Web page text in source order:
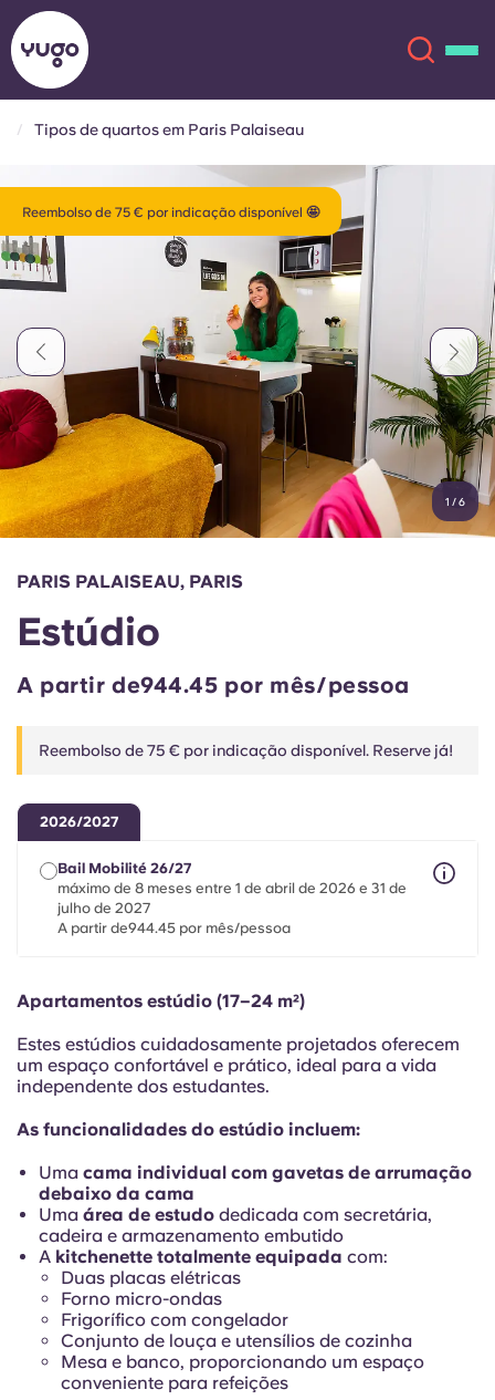
Localizações
Conta Língua
English (GB)
Español
Català
Italian
French
Portuguese
Selecione um país
Reservar agora
English (US)
Chinese Español
Català Deutsch
Italian French
Portuguese
Tipos de quartos em Paris Palaiseau
Reembolso de 75 € por indicação disponível 🤩
1 /6
PARIS PALAISEAU, PARIS
Estúdio
A partir de944.45 por mês/pessoa
Reembolso de 75 € por indicação disponível. Reserve já!
2026/2027
Bail Mobilité 26/27
máximo de 8 meses entre 1 de abril de 2026 e 31 de
julho de 2027
A partir de944.45 por mês/pessoa
Apartamentos estúdio (17–24 m²)
Estes estúdios cuidadosamente projetados oferecem
um espaço confortável e prático, ideal para a vida
independente dos estudantes.
As funcionalidades do estúdio incluem:
Uma cama individual com gavetas de arrumação
debaixo da cama
Uma área de estudo dedicada com secretária,
cadeira e armazenamento embutido
A kitchenette totalmente equipada com:
Duas placas elétricas
Forno micro-ondas
Frigorífico com congelador
Conjunto de louça e utensílios de cozinha
Mesa e banco, proporcionando um espaço
conveniente para refeições